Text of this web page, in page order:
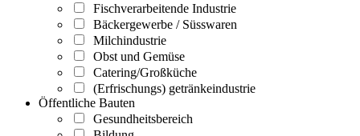
Fischverarbeitende Industrie
Bäckergewerbe / Süsswaren
Milchindustrie
Obst und Gemüse
Catering/Großküche
(Erfrischungs) getränkeindustrie
Öffentliche Bauten
Gesundheitsbereich